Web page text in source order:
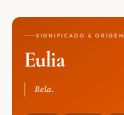
SIGNIFICADO & ORIGEM
Eulia
Bela.